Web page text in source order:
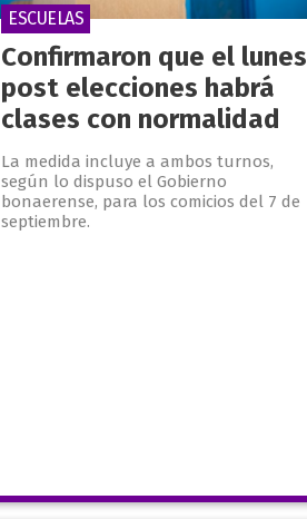
Confirmaron que el lunes
post elecciones habrá
clases con normalidad
La medida incluye a ambos turnos,
según lo dispuso el Gobierno
bonaerense, para los comicios del 7 de
septiembre.
ESCUELAS